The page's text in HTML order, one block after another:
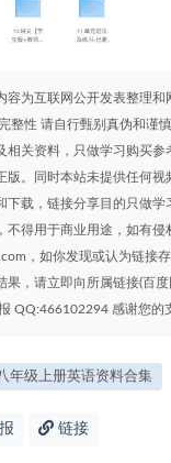
容为互联网公开发表整理和
整性 请自行甄别真伪和谨
相关资料，只做学习购买参
版。同时本站未提供任何视
下载，链接分享目的只做学
不得用于商业用途，如有侵
，如你发现或认为链接
果，请立即向所属链接(百
QQ:466102294 感谢您的
年级上册英语资料合集
链接